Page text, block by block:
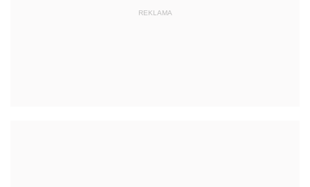
REKLAMA